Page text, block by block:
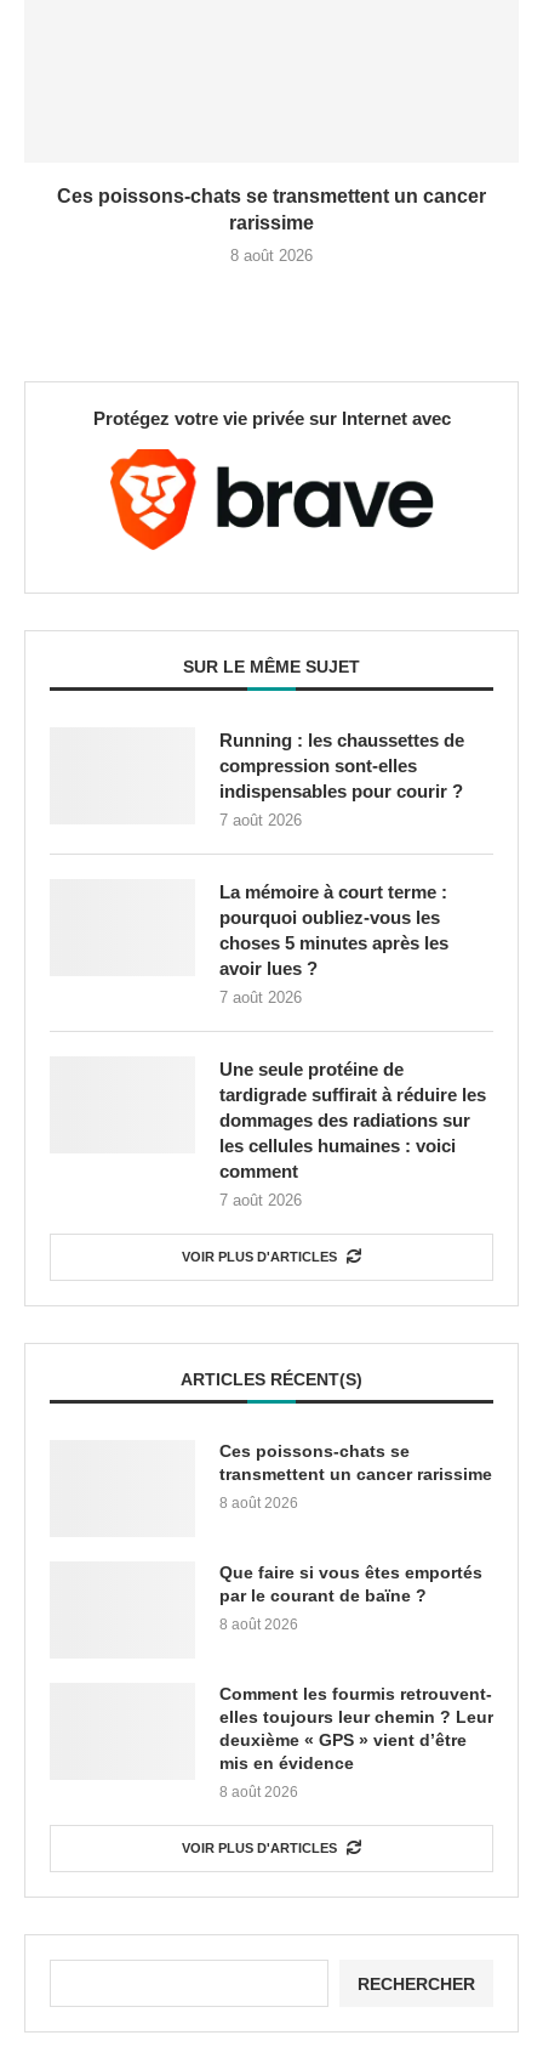
Ces poissons-chats se transmettent un cancer
rarissime
8 août 2026
Protégez votre vie privée sur Internet avec
SUR LE MÊME SUJET
Running : les chaussettes de
compression sont-elles
indispensables pour courir ?
7 août 2026
La mémoire à court terme :
pourquoi oubliez-vous les
choses 5 minutes après les
avoir lues ?
7 août 2026
Une seule protéine de
tardigrade suffirait à réduire les
dommages des radiations sur
les cellules humaines : voici
comment
7 août 2026
VOIR PLUS D'ARTICLES
ARTICLES RÉCENT(S)
Ces poissons-chats se
transmettent un cancer rarissime
8 août 2026
Que faire si vous êtes emportés
par le courant de baïne ?
8 août 2026
Comment les fourmis retrouvent-
elles toujours leur chemin ? Leur
deuxième « GPS » vient d’être
mis en évidence
8 août 2026
VOIR PLUS D'ARTICLES
RECHERCHER